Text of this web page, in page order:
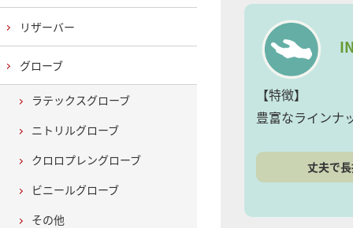
【特徴】
豊富なラインナ
丈夫で
リザーバー
グローブ
ラテックスグローブ
ニトリルグローブ
クロロプレングローブ
ビニールグローブ
その他